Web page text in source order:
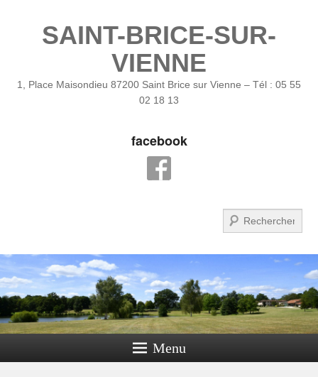
SAINT-BRICE-SUR-
VIENNE
1, Place Maisondieu 87200 Saint Brice sur Vienne – Tél : 05 55
02 18 13
facebook
Menu